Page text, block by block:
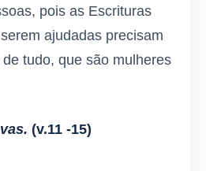
pois as Escrituras
ajudadas precisam
tudo, que são mulheres
(v.11 -15)